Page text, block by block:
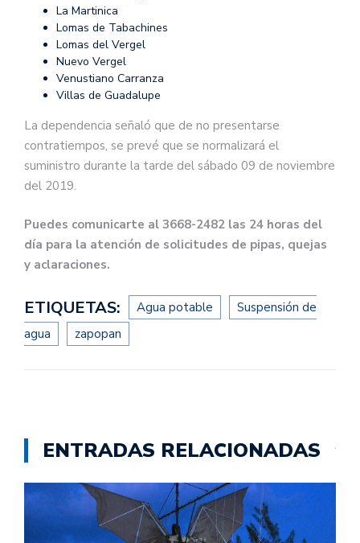
La Martinica
Lomas de Tabachines
Lomas del Vergel
Nuevo Vergel
Venustiano Carranza
Villas de Guadalupe
La dependencia señaló que de no presentarse
contratiempos, se prevé que se normalizará el
suministro durante la tarde del sábado 09 de noviembre
del 2019.
Puedes comunicarte al 3668-2482 las 24 horas del
día para la atención de solicitudes de pipas, quejas
y aclaraciones.
ETIQUETAS: Agua potable
Suspensión de
agua
zapopan
ENTRADAS RELACIONADAS